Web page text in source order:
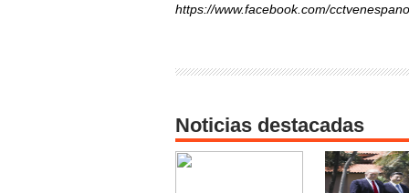
https://www.facebook.com/
Noticias destacadas